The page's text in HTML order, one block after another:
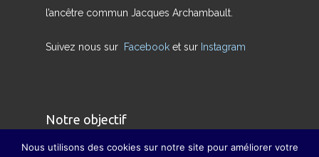
l’ancêtre commun Jacques Archambault.
Suivez nous sur Facebook et sur Instagram
Notre objectif
Nous utilisons des cookies sur notre site pour améliorer votre